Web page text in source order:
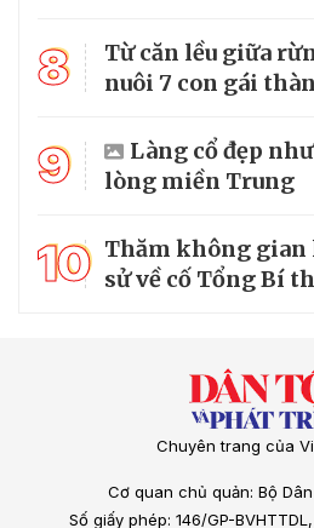
8
Từ căn lều giữa
nuôi 7 con gái
9
Làng cổ đẹp
lòng miền Trung
10 Thăm không
sử về cố Tổng Bí
Chuyên trang của
Cơ quan chủ quản: Bộ
Số giấy phép: 146/GP-